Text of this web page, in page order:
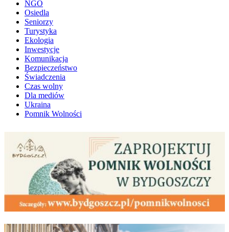
NGO
Osiedla
Seniorzy
Turystyka
Ekologia
Inwestycje
Komunikacja
Bezpieczeństwo
Świadczenia
Czas wolny
Dla mediów
Ukraina
Pomnik Wolności